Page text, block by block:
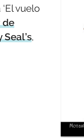
vuelo
de
,